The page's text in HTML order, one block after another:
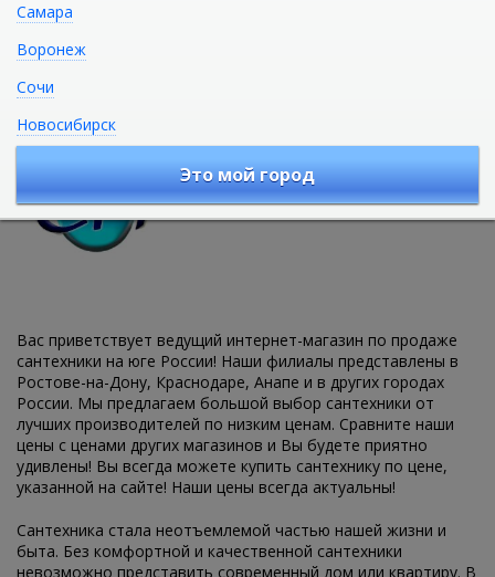
Контакты
Интернет магазин сантехники
СантехМега.
Ваша сантехника - Наши хлопоты!
Вас приветствует ведущий интернет-магазин по продаже
сантехники на юге России! Наши филиалы представлены в
Ростове-на-Дону, Краснодаре, Анапе и в других городах
России. Мы предлагаем большой выбор сантехники от
лучших производителей по низким ценам. Сравните наши
цены с ценами других магазинов и Вы будете приятно
удивлены! Вы всегда можете купить сантехнику по цене,
указанной на сайте! Наши цены всегда актуальны!
Сантехника стала неотъемлемой частью нашей жизни и
быта. Без комфортной и качественной сантехники
невозможно представить современный дом или квартиру. В
Самара
Воронеж
Сочи
Новосибирск
Это мой город